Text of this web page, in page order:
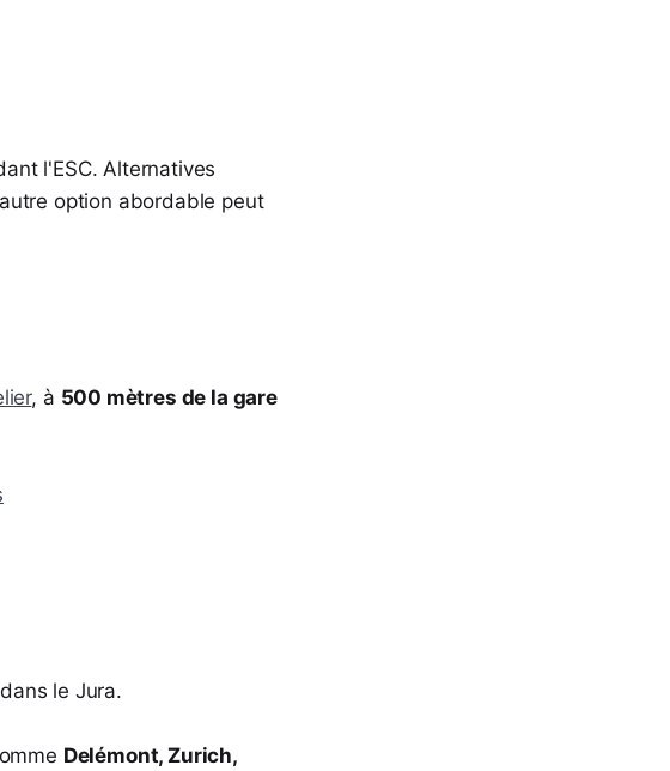
l'ESC. Alternatives
option abordable peut
, à 500 mètres de la gare
le Jura.
Delémont, Zurich,